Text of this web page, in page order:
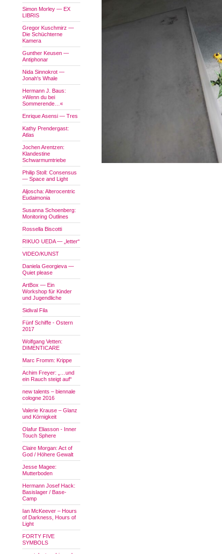
Simon Morley — EX
LIBRIS
Gregor Kuschmirz —
Die Schüchterne
Kamera
Gunther Keusen —
Antiphonar
Nida Sinnokrot —
Jonah's Whale
Hermann J. Baus:
»Wenn du bei
Sommerende…«
Enrique Asensi — Tres
Kathy Prendergast:
Atlas
Jochen Arentzen:
Klandestine
Schwarmumtriebe
Philip Stoll: Consensus
— Space and Light
Aljoscha: Alterocentric
Eudaimonia
Susanna Schoenberg:
Monitoring Outlines
Rossella Biscotti
RIKUO UEDA — „letter“
VIDEO/KUNST
Daniela Georgieva —
Quiet please
ArtBox — Ein
Workshop für Kinder
und Jugendliche
Sidival Fila
Fünf Schiffe - Ostern
2017
Wolfgang Vetten:
DIMENTICARE
Marc Fromm: Krippe
Achim Freyer: „…und
ein Rauch steigt auf“
new talents – biennale
cologne 2016
Valerie Krause – Glanz
und Körnigkeit
Olafur Eliasson - Inner
Touch Sphere
Claire Morgan: Act of
God / Höhere Gewalt
Jesse Magee:
Mutterboden
Hermann Josef Hack:
Basislager / Base-
Camp
Ian McKeever – Hours
of Darkness, Hours of
Light
FORTY FIVE
SYMBOLS